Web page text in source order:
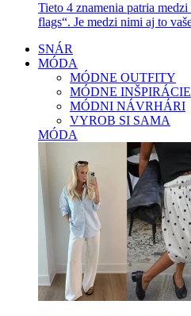
Tieto 4 znamenia patria
flags“. Je medzi nimi aj to
SNÁR
MÓDA
MÓDNE OUTFITY
MÓDNE INŠPIRÁCIE
MÓDNI NÁVRHÁRI
VYROB SI SAMA
MÓDA